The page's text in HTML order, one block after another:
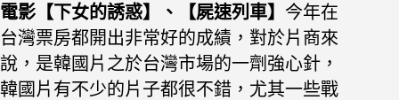
電影【下女的誘惑】、【屍速列車】 今年在
台灣票房都開出非常好的成績，對於片商來
說，是韓國片之於台灣市場的一劑強心針，
韓國片有不少的片子都很不錯，尤其一些戰